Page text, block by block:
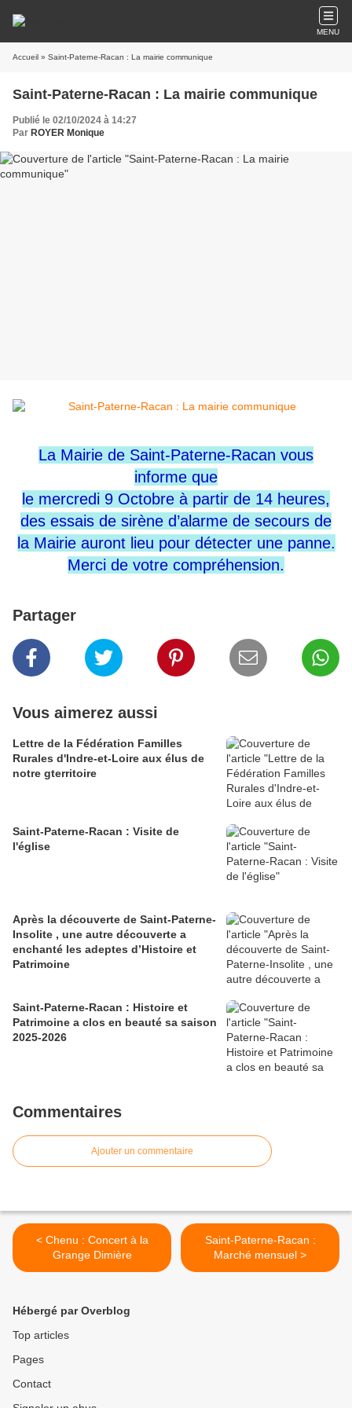
MENU
Accueil » Saint-Paterne-Racan : La mairie communique
Saint-Paterne-Racan : La mairie communique
Publié le 02/10/2024 à 14:27
Par ROYER Monique
La Mairie de Saint-Paterne-Racan vous
informe que
le mercredi 9 Octobre à partir de 14 heures,
des essais de sirène d’alarme de secours de
la Mairie auront lieu pour détecter une panne.
Merci de votre compréhension.
Partager
Vous aimerez aussi
Lettre de la Fédération Familles
Rurales d'Indre-et-Loire aux élus de
notre gterritoire
Saint-Paterne-Racan : Visite de
l'église
Après la découverte de Saint-Paterne-
Insolite , une autre découverte a
enchanté les adeptes d’Histoire et
Patrimoine
Saint-Paterne-Racan : Histoire et
Patrimoine a clos en beauté sa saison
2025-2026
Commentaires
Ajouter un commentaire
< Chenu : Concert à la
Grange Dimière
Saint-Paterne-Racan :
Marché mensuel >
Hébergé par Overblog
Top articles
Pages
Contact